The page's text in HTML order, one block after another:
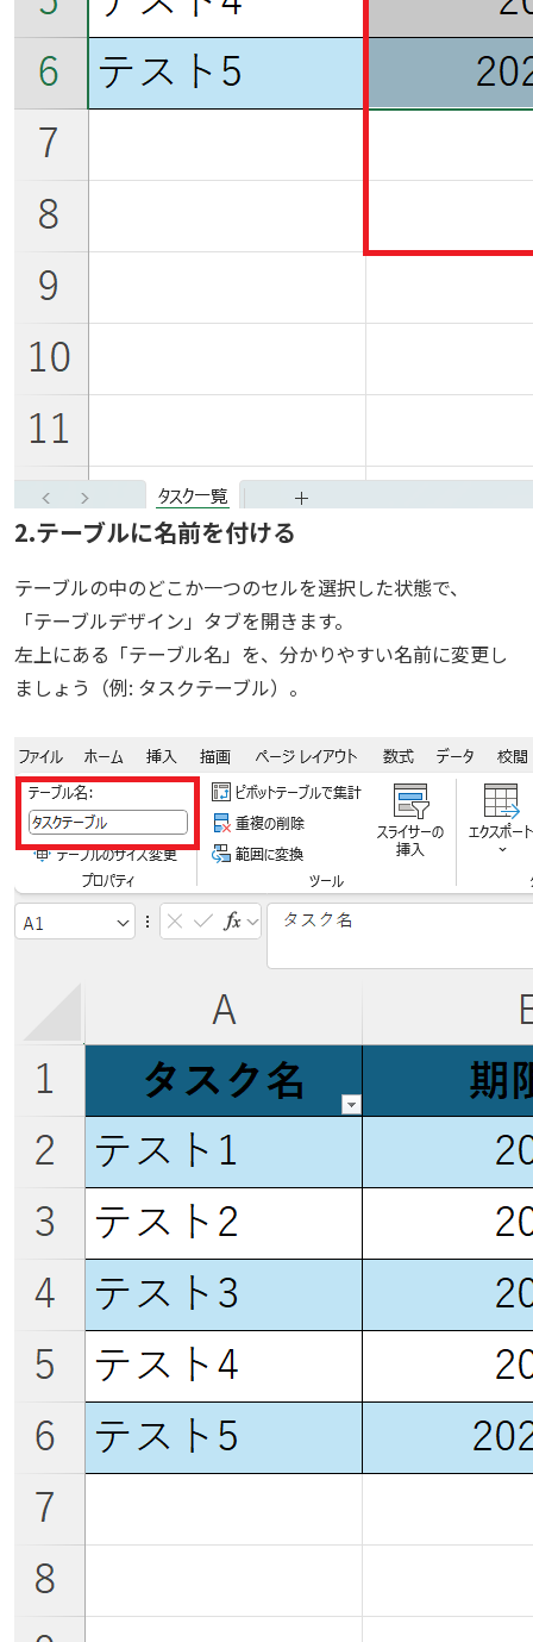
2.テーブルに名前を付ける
テーブルの中のどこか一つのセルを選択した状態で、
「テーブルデザイン」タブを開きます。
左上にある「テーブル名」を、分かりやすい名前に変更し
ましょう（例: タスクテーブル）。